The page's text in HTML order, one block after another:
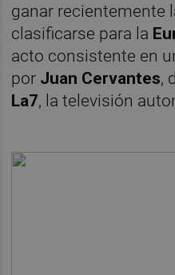
ganar recientemente
clasificarse para la
acto consistente en
por Juan Cervantes,
La7, la televisión